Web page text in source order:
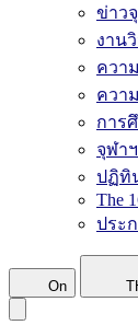
ข่าว
งาน
ควา
ควา
การ
จุฬา
ปฏิทิ
The
ประ
On